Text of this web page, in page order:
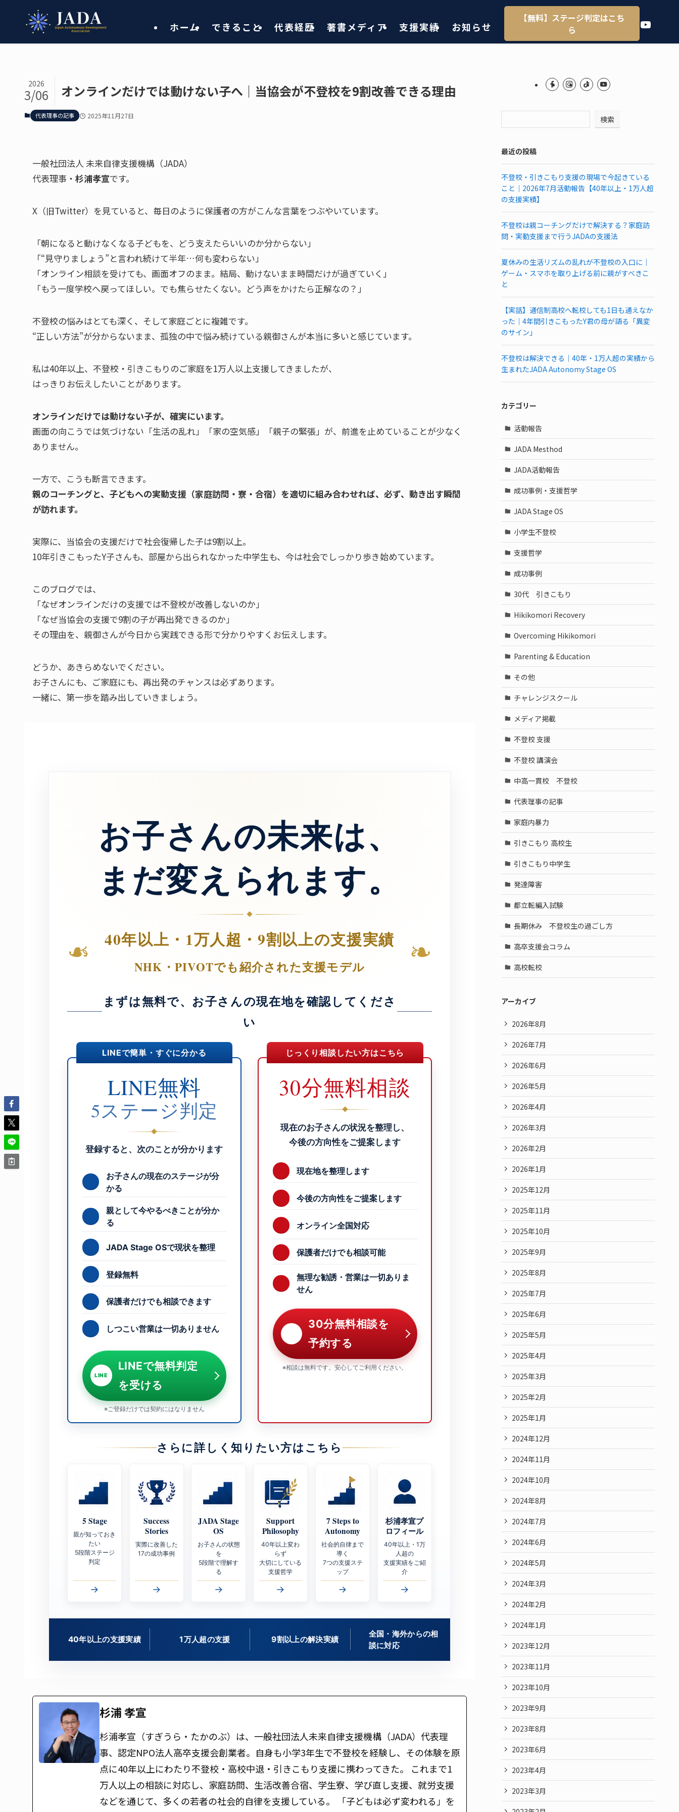
ホーム できること 代表経歴 著書メディア 支援実績 お知らせ
【無料】ステージ判定はこち
ら
YouTube
オンラインだけでは動けない子へ｜当協会が不登校を9割改善できる理由
2026
3/06
代表理事の記事 2025年11月27日
一般社団法人 未来自律支援機構（JADA）
代表理事・ 杉浦孝宣です。
X（旧Twitter）を見ていると、毎日のように保護者の方がこんな言葉をつぶやいています。
「朝になると動けなくなる子どもを、どう支えたらいいのか分からない」
「“見守りましょう”と言われ続けて半年…何も変わらない」
「オンライン相談を受けても、画面オフのまま。結局、動けないまま時間だけが過ぎていく」
「もう一度学校へ戻ってほしい。でも焦らせたくない。どう声をかけたら正解なの？」
不登校の悩みはとても深く、そして家庭ごとに複雑です。
“正しい方法”が分からないまま、孤独の中で悩み続けている親御さんが本当に多いと感じています。
私は40年以上、不登校・引きこもりのご家庭を1万人以上支援してきましたが、
はっきりお伝えしたいことがあります。
オンラインだけでは動けない子が、確実にいます。
画面の向こうでは気づけない「生活の乱れ」「家の空気感」「親子の緊張」が、前進を止めていることが少なく
ありません。
一方で、こうも断言できます。
親のコーチングと、子どもへの実動支援（家庭訪問・寮・合宿）を適切に組み合わせれば、必ず、動き出す瞬間
が訪れます。
実際に、当協会の支援だけで社会復帰した子は9割以上。
10年引きこもったY子さんも、部屋から出られなかった中学生も、今は社会でしっかり歩き始めています。
このブログでは、
「なぜオンラインだけの支援では不登校が改善しないのか」
「なぜ当協会の支援で9割の子が再出発できるのか」
その理由を、親御さんが今日から実践できる形で分かりやすくお伝えします。
どうか、あきらめないでください。
お子さんにも、ご家庭にも、再出発のチャンスは必ずあります。
一緒に、第一歩を踏み出していきましょう。
お子さんの未来は、
まだ変えられます。
❧ 40年以上・1万人超・9割以上の支援実績
NHK・PIVOTでも紹介された支援モデル ❧
まずは無料で、お子さんの現在地を確認してくださ
い
LINEで簡単・すぐに分かる
LINE無料
5ステージ判定
登録すると、次のことが分かります
お子さんの現在のステージが分
かる
親として今やるべきことが分か
る
JADA Stage OSで現状を整理
登録無料
保護者だけでも相談できます
しつこい営業は一切ありません
LINE
LINEで無料判定
を受ける
※ご登録だけでは契約にはなりません
じっくり相談したい方はこちら
30分無料相談
現在のお子さんの状況を整理し、
今後の方向性をご提案します
現在地を整理します
今後の方向性をご提案します
オンライン全国対応
保護者だけでも相談可能
無理な勧誘・営業は一切ありま
せん
30分無料相談を
予約する
※相談は無料です。安心してご利用ください。
さらに詳しく知りたい方はこちら
5 Stage
親が知っておき
たい
5段階ステージ
判定
→
Success
Stories
実際に改善した
17の成功事例
→
JADA Stage
OS
お子さんの状態
を
5段階で理解す
る
→
Support
Philosophy
40年以上変わ
らず
大切にしている
支援哲学
→
7 Steps to
Autonomy
社会的自律まで
導く
7つの支援ステ
ップ
→
杉浦孝宣プ
ロフィール
40年以上・1万
人超の
支援実績をご紹
介
→
40年以上の支援実績 1万人超の支援 9割以上の解決実績
全国・海外からの相
談に対応
杉浦 孝宣
杉浦孝宣（すぎうら・たかのぶ）は、一般社団法人未来自律支援機構（JADA）代表理
事、認定NPO法人高卒支援会創業者。自身も小学3年生で不登校を経験し、その体験を原
点に40年以上にわたり不登校・高校中退・引きこもり支援に携わってきた。 これまで1
万人以上の相談に対応し、家庭訪問、生活改善合宿、学生寮、学び直し支援、就労支援
などを通じて、多くの若者の社会的自律を支援している。 「子どもは必ず変われる」を
検索
最近の投稿
不登校・引きこもり支援の現場で今起きている
こと｜2026年7月活動報告【40年以上・1万人超
の支援実績】
不登校は親コーチングだけで解決する？家庭訪
問・実動支援まで行うJADAの支援法
夏休みの生活リズムの乱れが不登校の入口に｜
ゲーム・スマホを取り上げる前に親がすべきこ
と
【実話】通信制高校へ転校しても1日も通えなか
った｜4年間引きこもったY君の母が語る「異変
のサイン」
不登校は解決できる｜40年・1万人超の実績から
生まれたJADA Autonomy Stage OS
カテゴリー
活動報告
JADA Mesthod
JADA活動報告
成功事例・支援哲学
JADA Stage OS
小学生不登校
支援哲学
成功事例
30代 引きこもり
Hikikomori Recovery
Overcoming Hikikomori
Parenting & Education
その他
チャレンジスクール
メディア掲載
不登校 支援
不登校 講演会
中高一貫校 不登校
代表理事の記事
家庭内暴力
引きこもり 高校生
引きこもり中学生
発達障害
都立転編入試験
長期休み 不登校生の過ごし方
高卒支援会コラム
高校転校
アーカイブ
2026年8月
2026年7月
2026年6月
2026年5月
2026年4月
2026年3月
2026年2月
2026年1月
2025年12月
2025年11月
2025年10月
2025年9月
2025年8月
2025年7月
2025年6月
2025年5月
2025年4月
2025年3月
2025年2月
2025年1月
2024年12月
2024年11月
2024年10月
2024年8月
2024年7月
2024年6月
2024年5月
2024年3月
2024年2月
2024年1月
2023年12月
2023年11月
2023年10月
2023年9月
2023年8月
2023年6月
2023年4月
2023年3月